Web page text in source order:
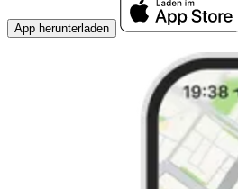
App herunterladen